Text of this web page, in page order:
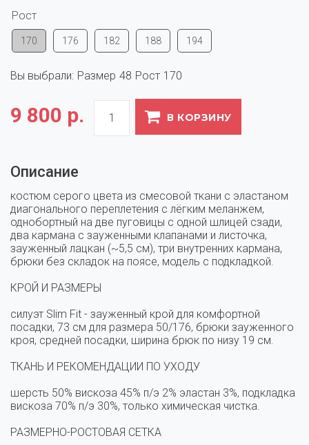
Рост
170 176 182 188 194
Вы выбрали: Размер 48 Рост 170
9 800 р. В КОРЗИНУ
Описание
костюм серого цвета из смесовой ткани с эластаном
диагонального переплетения с лёгким меланжем,
однобортный на две пуговицы с одной шлицей сзади,
два кармана с зауженными клапанами и листочка,
зауженный лацкан (~5,5 см), три внутренних кармана,
брюки без складок на поясе, модель с подкладкой.
КРОЙ И РАЗМЕРЫ
силуэт Slim Fit - зауженный крой для комфортной
посадки, 73 см для размера 50/176, брюки зауженного
кроя, средней посадки, ширина брюк по низу 19 см.
ТКАНЬ И РЕКОМЕНДАЦИИ ПО УХОДУ
шерсть 50% вискоза 45% п/э 2% эластан 3%, подкладка
вискоза 70% п/э 30%, только химическая чистка.
РАЗМЕРНО-РОСТОВАЯ СЕТКА